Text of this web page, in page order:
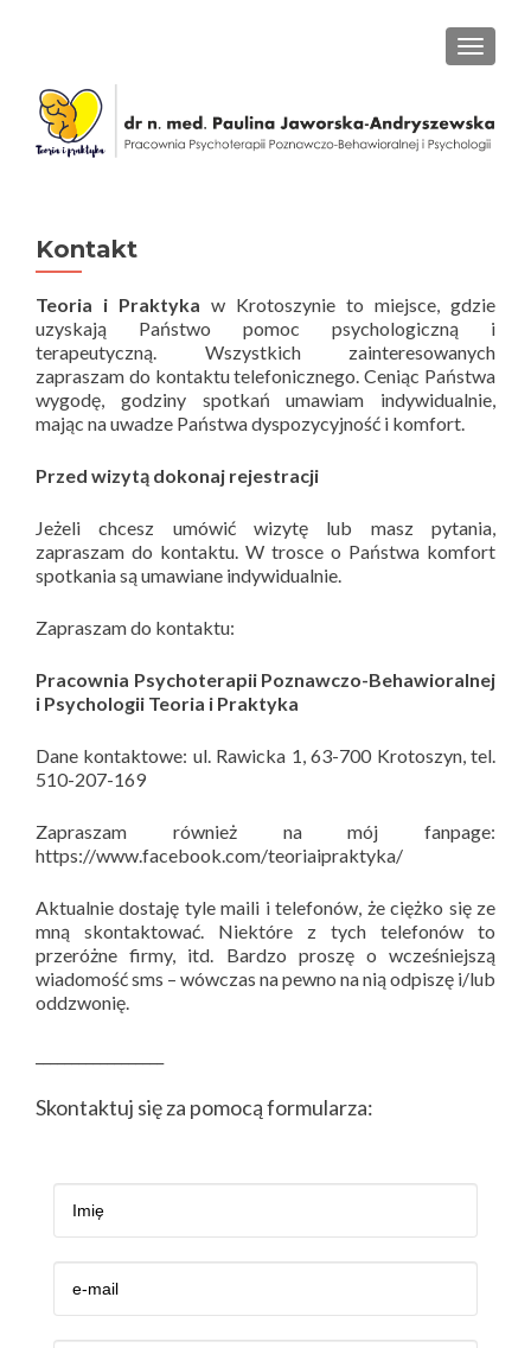
Kontakt
Teoria i Praktyka w Krotoszynie to miejsce, gdzie
uzyskają Państwo pomoc psychologiczną i
terapeutyczną. Wszystkich zainteresowanych
zapraszam do kontaktu telefonicznego. Ceniąc Państwa
wygodę, godziny spotkań umawiam indywidualnie,
mając na uwadze Państwa dyspozycyjność i komfort.
Przed wizytą dokonaj rejestracji
Jeżeli chcesz umówić wizytę lub masz pytania,
zapraszam do kontaktu. W trosce o Państwa komfort
spotkania są umawiane indywidualnie.
Zapraszam do kontaktu:
Pracownia Psychoterapii Poznawczo-Behawioralnej
i Psychologii Teoria i Praktyka
Dane kontaktowe: ul. Rawicka 1, 63-700 Krotoszyn, tel.
510-207-169
Zapraszam również na mój fanpage:
https://www.facebook.com/teoriaipraktyka/
Aktualnie dostaję tyle maili i telefonów, że ciężko się ze
mną skontaktować. Niektóre z tych telefonów to
przeróżne firmy, itd. Bardzo proszę o wcześniejszą
wiadomość sms – wówczas na pewno na nią odpiszę i/lub
oddzwonię.
Skontaktuj się za pomocą formularza: